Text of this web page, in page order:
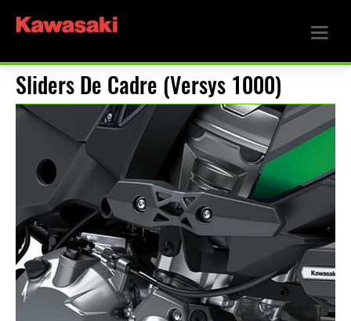
Sliders De Cadre (Versys 1000)